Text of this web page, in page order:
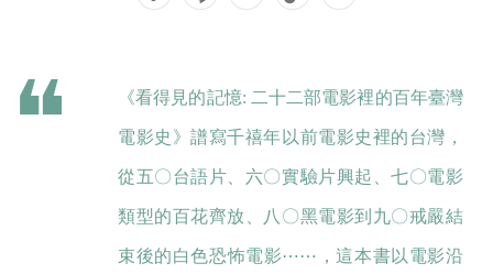
《看得見的記憶: 二十二部電影裡的百年臺灣
電影史》譜寫千禧年以前電影史裡的台灣，
從五〇台語片、六〇實驗片興起、七〇電影
類型的百花齊放、八〇黑電影到九〇戒嚴結
束後的白色恐怖電影⋯⋯，這本書以電影沿